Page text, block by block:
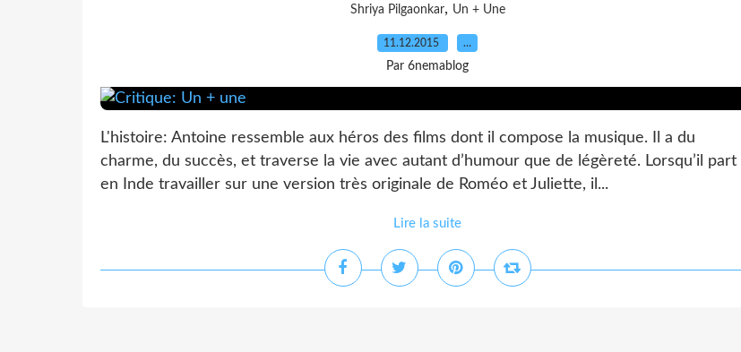
Shriya Pilgaonkar, Un + Une
11.12.2015 …
Par 6nemablog
L'histoire: Antoine ressemble aux héros des films dont il compose la musique. Il a du
charme, du succès, et traverse la vie avec autant d’humour que de légèreté. Lorsqu’il part
en Inde travailler sur une version très originale de Roméo et Juliette, il...
Lire la suite